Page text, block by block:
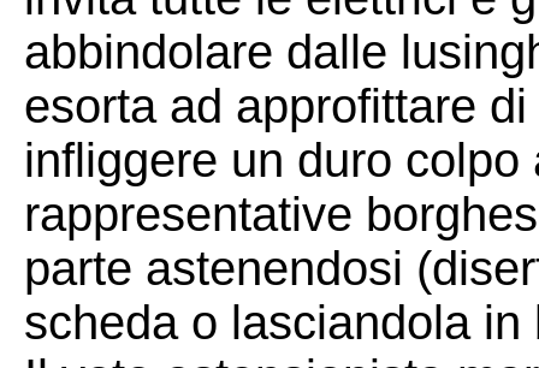
abbindolare dalle
esorta ad approfittare
infliggere un duro
rappresentative
parte astenendosi
scheda o lasciandola in